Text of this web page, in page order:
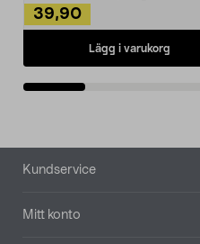
39,90
Lägg i varukorg
Sidfot
Kundservice
Mitt konto